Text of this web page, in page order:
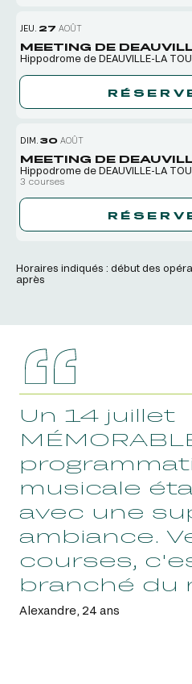
JEU. 27 AOÛT
MEETING DE
Hippodrome de DEAUVILLE-LA
DIM. 30 AOÛT
MEETING DE
Hippodrome de DEAUVILLE-LA
3 courses
Horaires indiqués : début des
après
Un 14 juillet
musicale
avec une
ambiance.
courses,
branché du
Alexandre, 24 ans